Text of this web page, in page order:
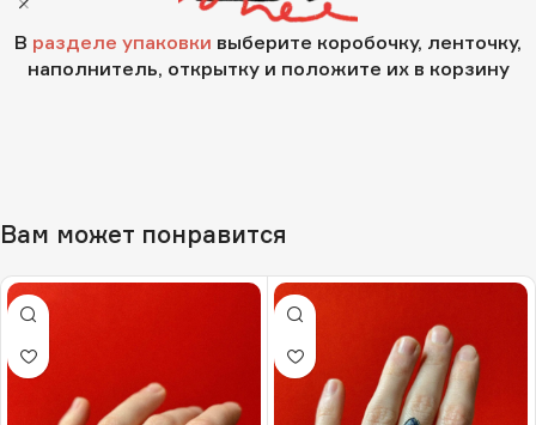
В разделе упаковки выберите коробочку, ленточку,
наполнитель, открытку и положите их в корзину
Вам может понравится